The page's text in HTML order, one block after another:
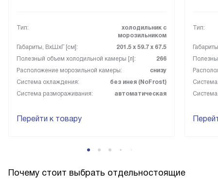
Тип:
холодильник с
морозильником
Габариты, ВxШxГ [см]:
201.5 х 59.7 х 67.5
Полезный объем холодильной камеры [л]:
266
Расположение морозильной камеры:
снизу
Система охлаждения:
без инея (NoFrost)
Система размораживания:
автоматическая
Перейти к товару
Тип:
Почему стоит выбрать отдельностоящие